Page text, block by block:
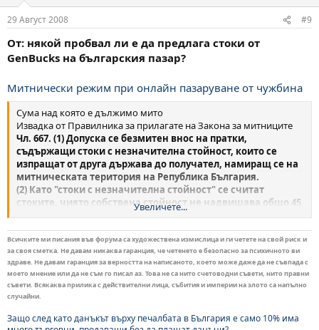
29 Август 2008 #9
От: някой пробвал ли е да предлага стоки от
GenBucks на българския пазар?
Митнически режим при онлайн пазаруване от чужбина
Сума над която е дължимо мито
Извадка от Правилника за прилагате на Закона за митниците
Чл. 667. (1) Допуска се безмитен внос на пратки,
съдържащи стоки с незначителна стойност, които се
изпращат от друга държава до получател, намиращ се на
митническата територия на Република България.
(2) Като "стоки с незначителна стойност" се считат
стоките, чиято собствена стойност не надвишава общо 45
отделна пратка.
(3) Не се разрешава безмитен внос на:
1. алкохол и алкохолни напитки;
2. тютюн и тютюневи изделия.
Имайте предвид, че актът ясно подчертава, че под стойност за
самия продукт, но нашите митници са си измислили правилото
Увеличете...
Всичките ми писания във форума са художествена измислица и ги четете на свой риск и
за своя сметка. Не давам никаква гаранция, че четенето е безопасно за психичното ви
здраве. Не давам гаранция за верността на написаното, което може даже да не съвпада с
моето мнение или да не съм го писал аз. Това не са нито счетоводни съвети, нито правни
съвети. Всякаква прилика с действителни лица, събития и империи на злото са напълно
случайни.
Защо след като данъкът върху печалбата в България е само 10% има